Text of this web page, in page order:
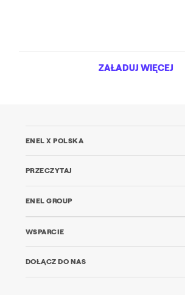
ZAŁADUJ WIĘCEJ
ENEL X POLSKA
PRZECZYTAJ
ENEL GROUP
WSPARCIE
DOŁĄCZ DO NAS